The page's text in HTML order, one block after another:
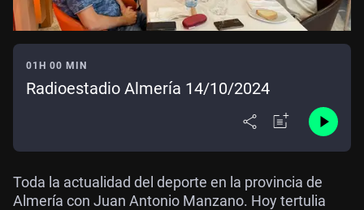
01H 00 MIN
Radioestadio Almería 14/10/2024
Toda la actualidad del deporte en la provincia de
Almería con Juan Antonio Manzano. Hoy tertulia